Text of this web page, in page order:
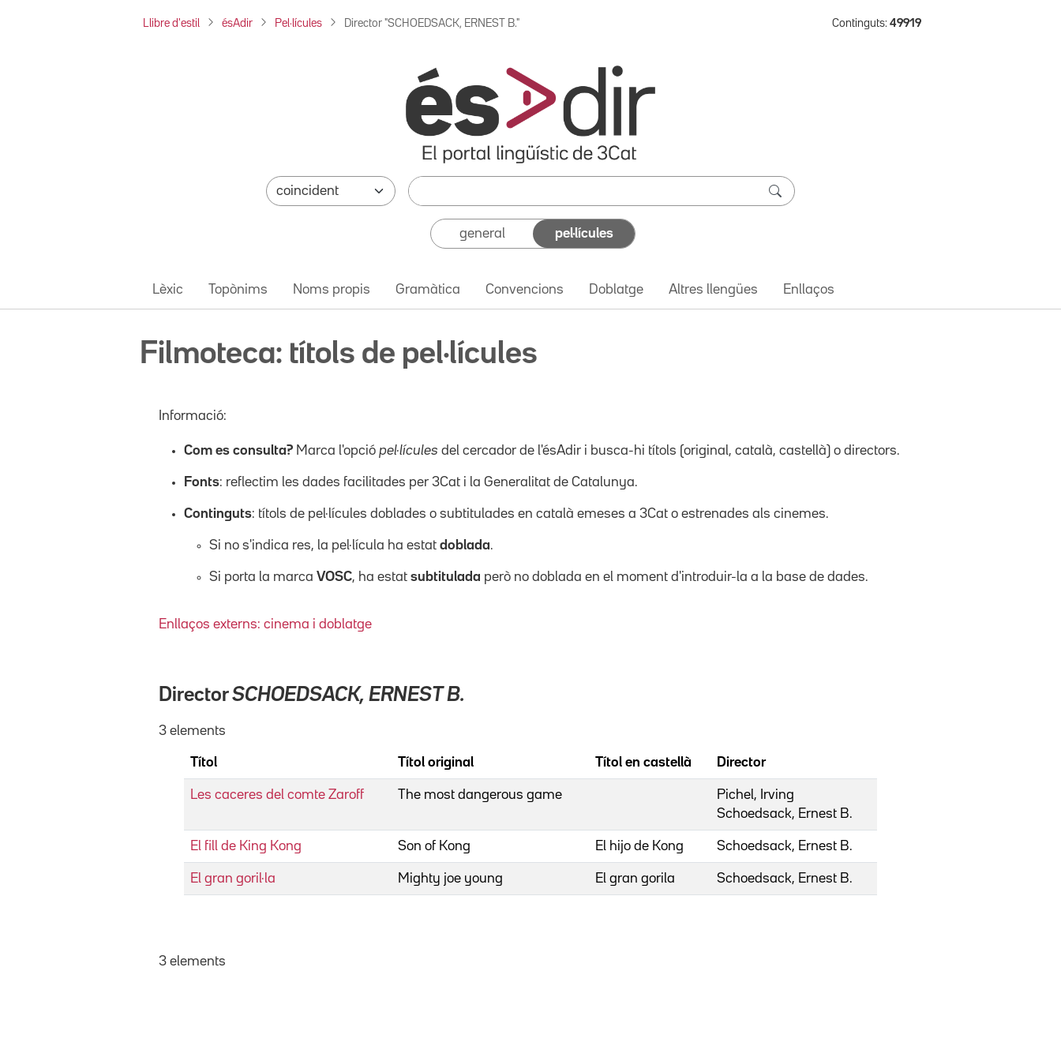
Llibre d'estil ésAdir Pel·lícules Director "SCHOEDSACK, ERNEST B." Continguts: 49919
general pel·lícules
Lèxic Topònims Noms propis Gramàtica Convencions Doblatge Altres llengües Enllaços
Filmoteca: títols de pel·lícules
Informació:
Com es consulta? Marca l'opció pel·lícules del cercador de l'ésAdir i busca-hi títols (original, català, castellà) o directors.
Fonts: reflectim les dades facilitades per 3Cat i la Generalitat de Catalunya.
Continguts: títols de pel·lícules doblades o subtitulades en català emeses a 3Cat o estrenades als cinemes.
Si no s'indica res, la pel·lícula ha estat doblada.
Si porta la marca VOSC, ha estat subtitulada però no doblada en el moment d'introduir-la a la base de dades.
Enllaços externs: cinema i doblatge
DirectorSCHOEDSACK, ERNEST B.
3 elements
Títol Títol original Títol en castellà Director
Les caceres del comte Zaroff The most dangerous game
Pichel, Irving
Schoedsack, Ernest B.
El fill de King Kong Son of Kong El hijo de Kong Schoedsack, Ernest B.
El gran goril·la Mighty joe young El gran gorila Schoedsack, Ernest B.
3 elements